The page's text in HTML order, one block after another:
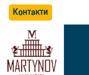
Контакти